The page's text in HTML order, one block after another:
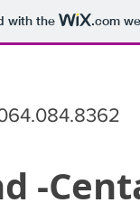
with the .com
-